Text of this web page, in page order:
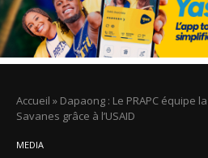
Accueil » Dapaong : Le PRAPC équipe
Savanes grâce à l’USAID
MEDIA